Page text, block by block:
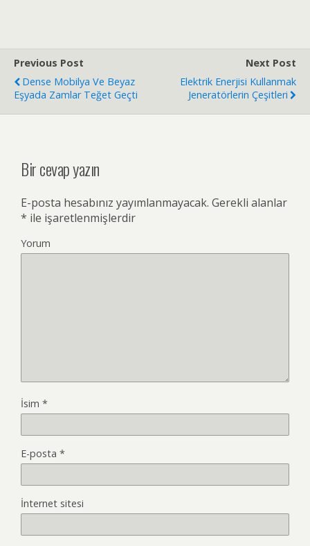
Previous Post
Dense Mobilya Ve Beyaz
Eşyada Zamlar Teğet Geçti
Next Post
Elektrik Enerjisi Kullanmak
Jeneratörlerin Çeşitleri
Bir cevap yazın
E-posta hesabınız yayımlanmayacak. Gerekli alanlar
* ile işaretlenmişlerdir
Yorum
İsim *
E-posta *
İnternet sitesi